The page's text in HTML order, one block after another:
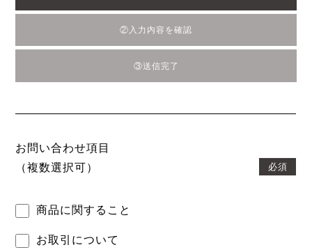
②入力内容を確認
③送信完了
お問い合わせ項目
必須
（複数選択可）
商品に関すること
お取引について